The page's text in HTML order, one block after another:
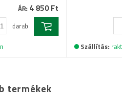
ÁR: 4 850 Ft
darab
Szállítás:
termékek